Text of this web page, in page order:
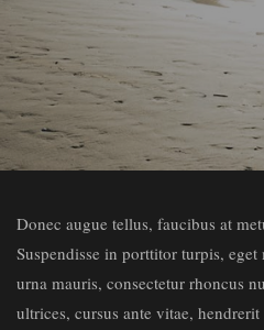
Donec augue tellus, faucibus at
Suspendisse in porttitor turpis,
urna mauris, consectetur rhoncus
ultrices, cursus ante vitae,